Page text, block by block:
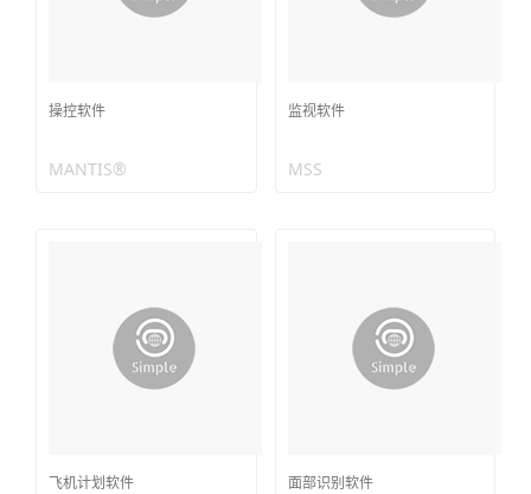
操控软件
MANTIS®
监视软件
MSS
飞机计划软件 面部识别软件